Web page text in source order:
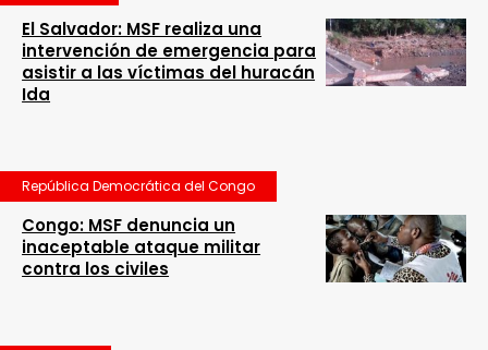
El Salvador: MSF realiza una
intervención de emergencia para
asistir a las víctimas del huracán
Ida
República Democrática del Congo
Congo: MSF denuncia un
inaceptable ataque militar
contra los civiles